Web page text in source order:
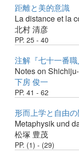
距離と美的意識
La distance et la
北村 清彦
PP. 25 - 40
注解『七十一番
Notes on
下房 俊一
PP. 41 - 62
形而上学と自由
Metaphysik und
松塚 豊茂
PP. (1) - (29)